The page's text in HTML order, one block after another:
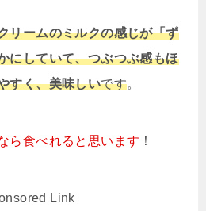
リームのミルクの感じが「ず
にしていて、つぶつぶ感もほ
すく、美味しいです。
ら食べれると思います ！
Link